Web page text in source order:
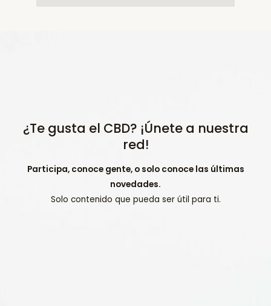
¿Te gusta el CBD? ¡Únete a nuestra
red!
Participa, conoce gente, o solo conoce las últimas
novedades.
Solo contenido que pueda ser útil para ti.